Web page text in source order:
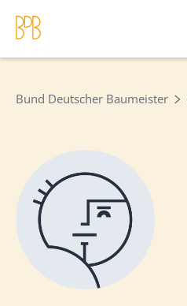
Bund Deutscher Baumeister